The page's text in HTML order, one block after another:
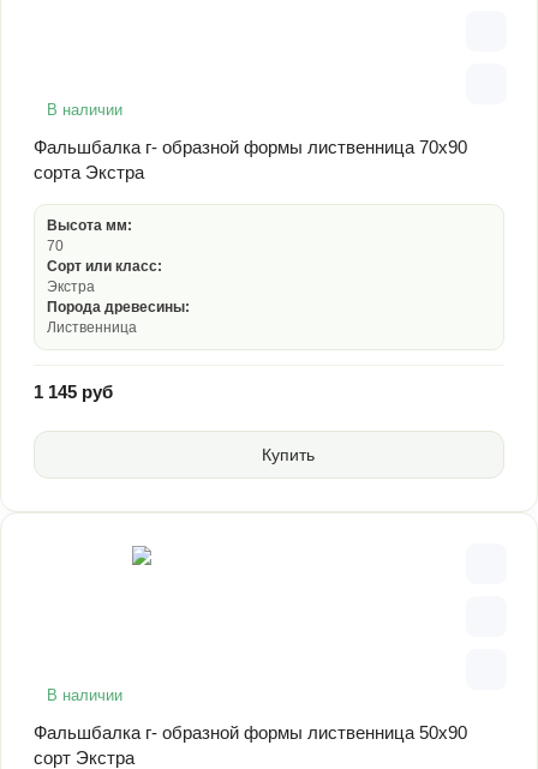
В наличии
Фальшбалка г- образной формы лиственница 70х90
сорта Экстра
Высота мм:
70
Сорт или класс:
Экстра
Порода древесины:
Лиственница
1 145 руб
Купить
В наличии
Фальшбалка г- образной формы лиственница 50х90
сорт Экстра